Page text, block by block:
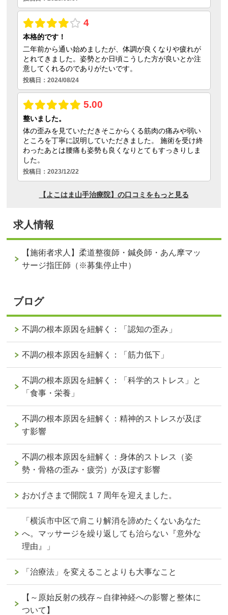
求人情報
【施術者求人】柔道整復師・鍼灸師・あん摩マッ
サージ指圧師（※募集停止中）
ブログ
不調の根本原因を紐解く：「認知の歪み」
不調の根本原因を紐解く：「筋力低下」
不調の根本原因を紐解く：「科学的ストレス」と
「食事・栄養」
不調の根本原因を紐解く：精神的ストレスが及ぼ
す影響
不調の根本原因を紐解く：身体的ストレス（姿
勢・骨格の歪み・疲労）が及ぼす影響
おかげさまで開院１７周年を迎えました。
「横浜市中区で肩こり解消を諦めたくないあなた
へ。マッサージを繰り返しても治らない『意外な
理由』」
「治療法」を変えることよりも大事なこと
【～原始反射の残存～自律神経への影響と整体に
ついて】